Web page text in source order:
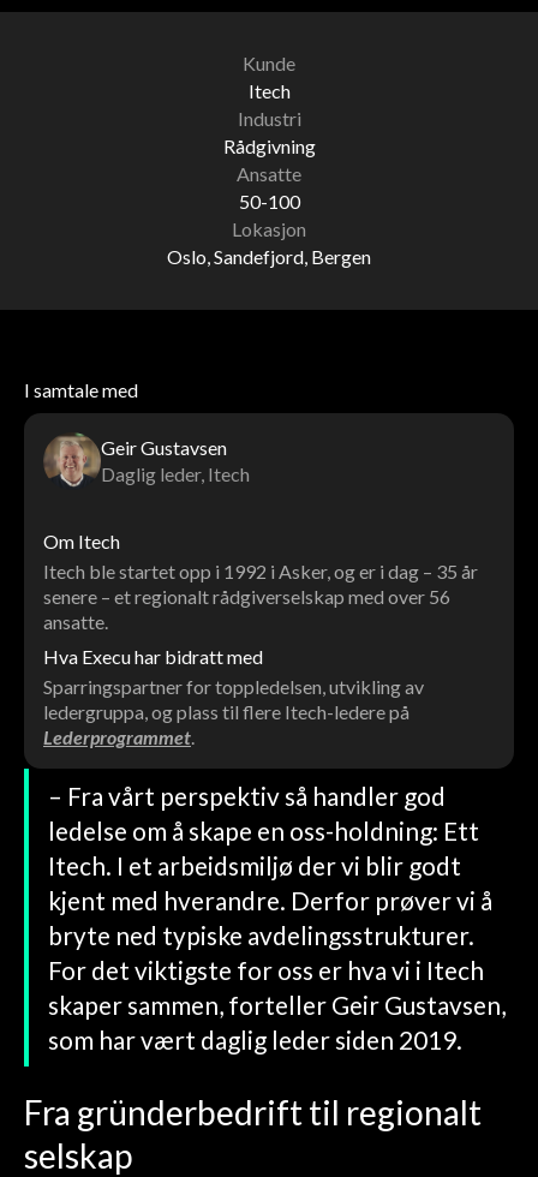
Kunde
Itech
Industri
Rådgivning
Ansatte
50-100
Lokasjon
Oslo, Sandefjord, Bergen
I samtale med
Geir Gustavsen
Daglig leder, Itech
Om Itech
Itech ble startet opp i 1992 i Asker, og er i dag – 35 år
senere – et regionalt rådgiverselskap med over 56
ansatte.
Hva Execu har bidratt med
Sparringspartner for toppledelsen, utvikling av
ledergruppa, og plass til flere Itech-ledere på
Lederprogrammet.
– Fra vårt perspektiv så handler god
ledelse om å skape en oss-holdning: Ett
Itech. I et arbeidsmiljø der vi blir godt
kjent med hverandre. Derfor prøver vi å
bryte ned typiske avdelingsstrukturer.
For det viktigste for oss er hva vi i Itech
skaper sammen, forteller Geir Gustavsen,
som har vært daglig leder siden 2019.
Fra gründerbedrift til regionalt
selskap